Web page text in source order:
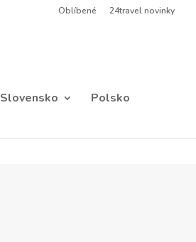
Oblíbené 24travel novinky
Slovensko
Polsko